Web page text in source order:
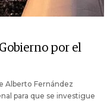
por el
Alberto Fernández
para que se investigue